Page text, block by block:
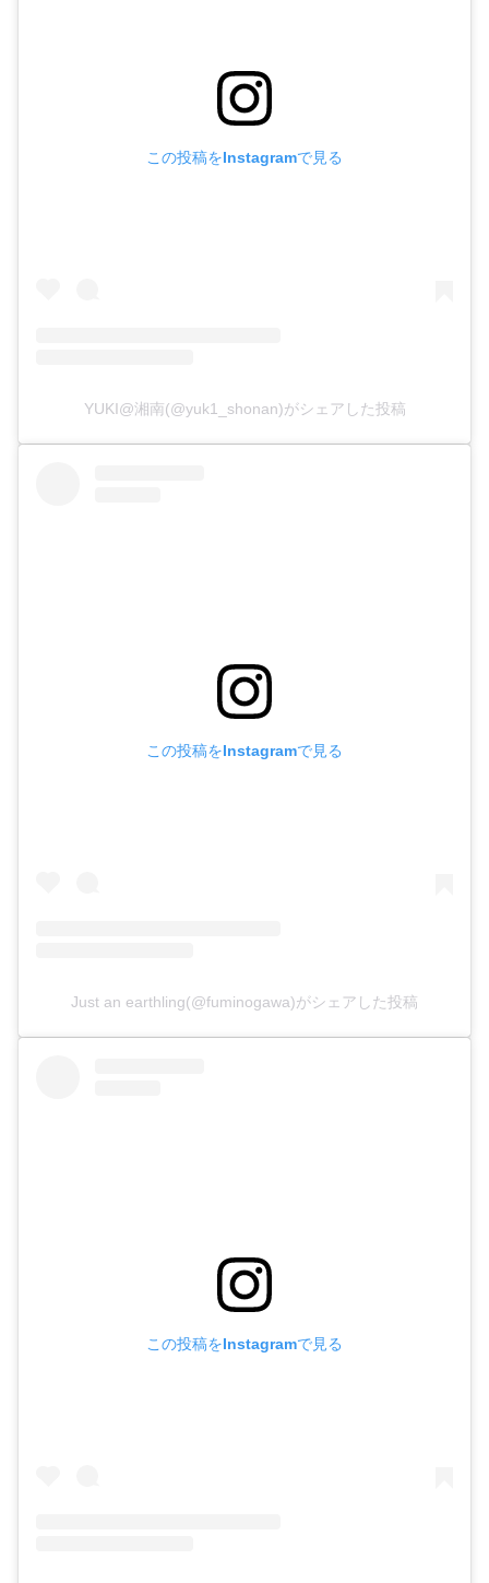
この投稿をInstagramで見る
YUKI@湘南(@yuk1_shonan)がシェアした投稿
この投稿をInstagramで見る
Just an earthling(@fuminogawa)がシェアした投稿
この投稿をInstagramで見る